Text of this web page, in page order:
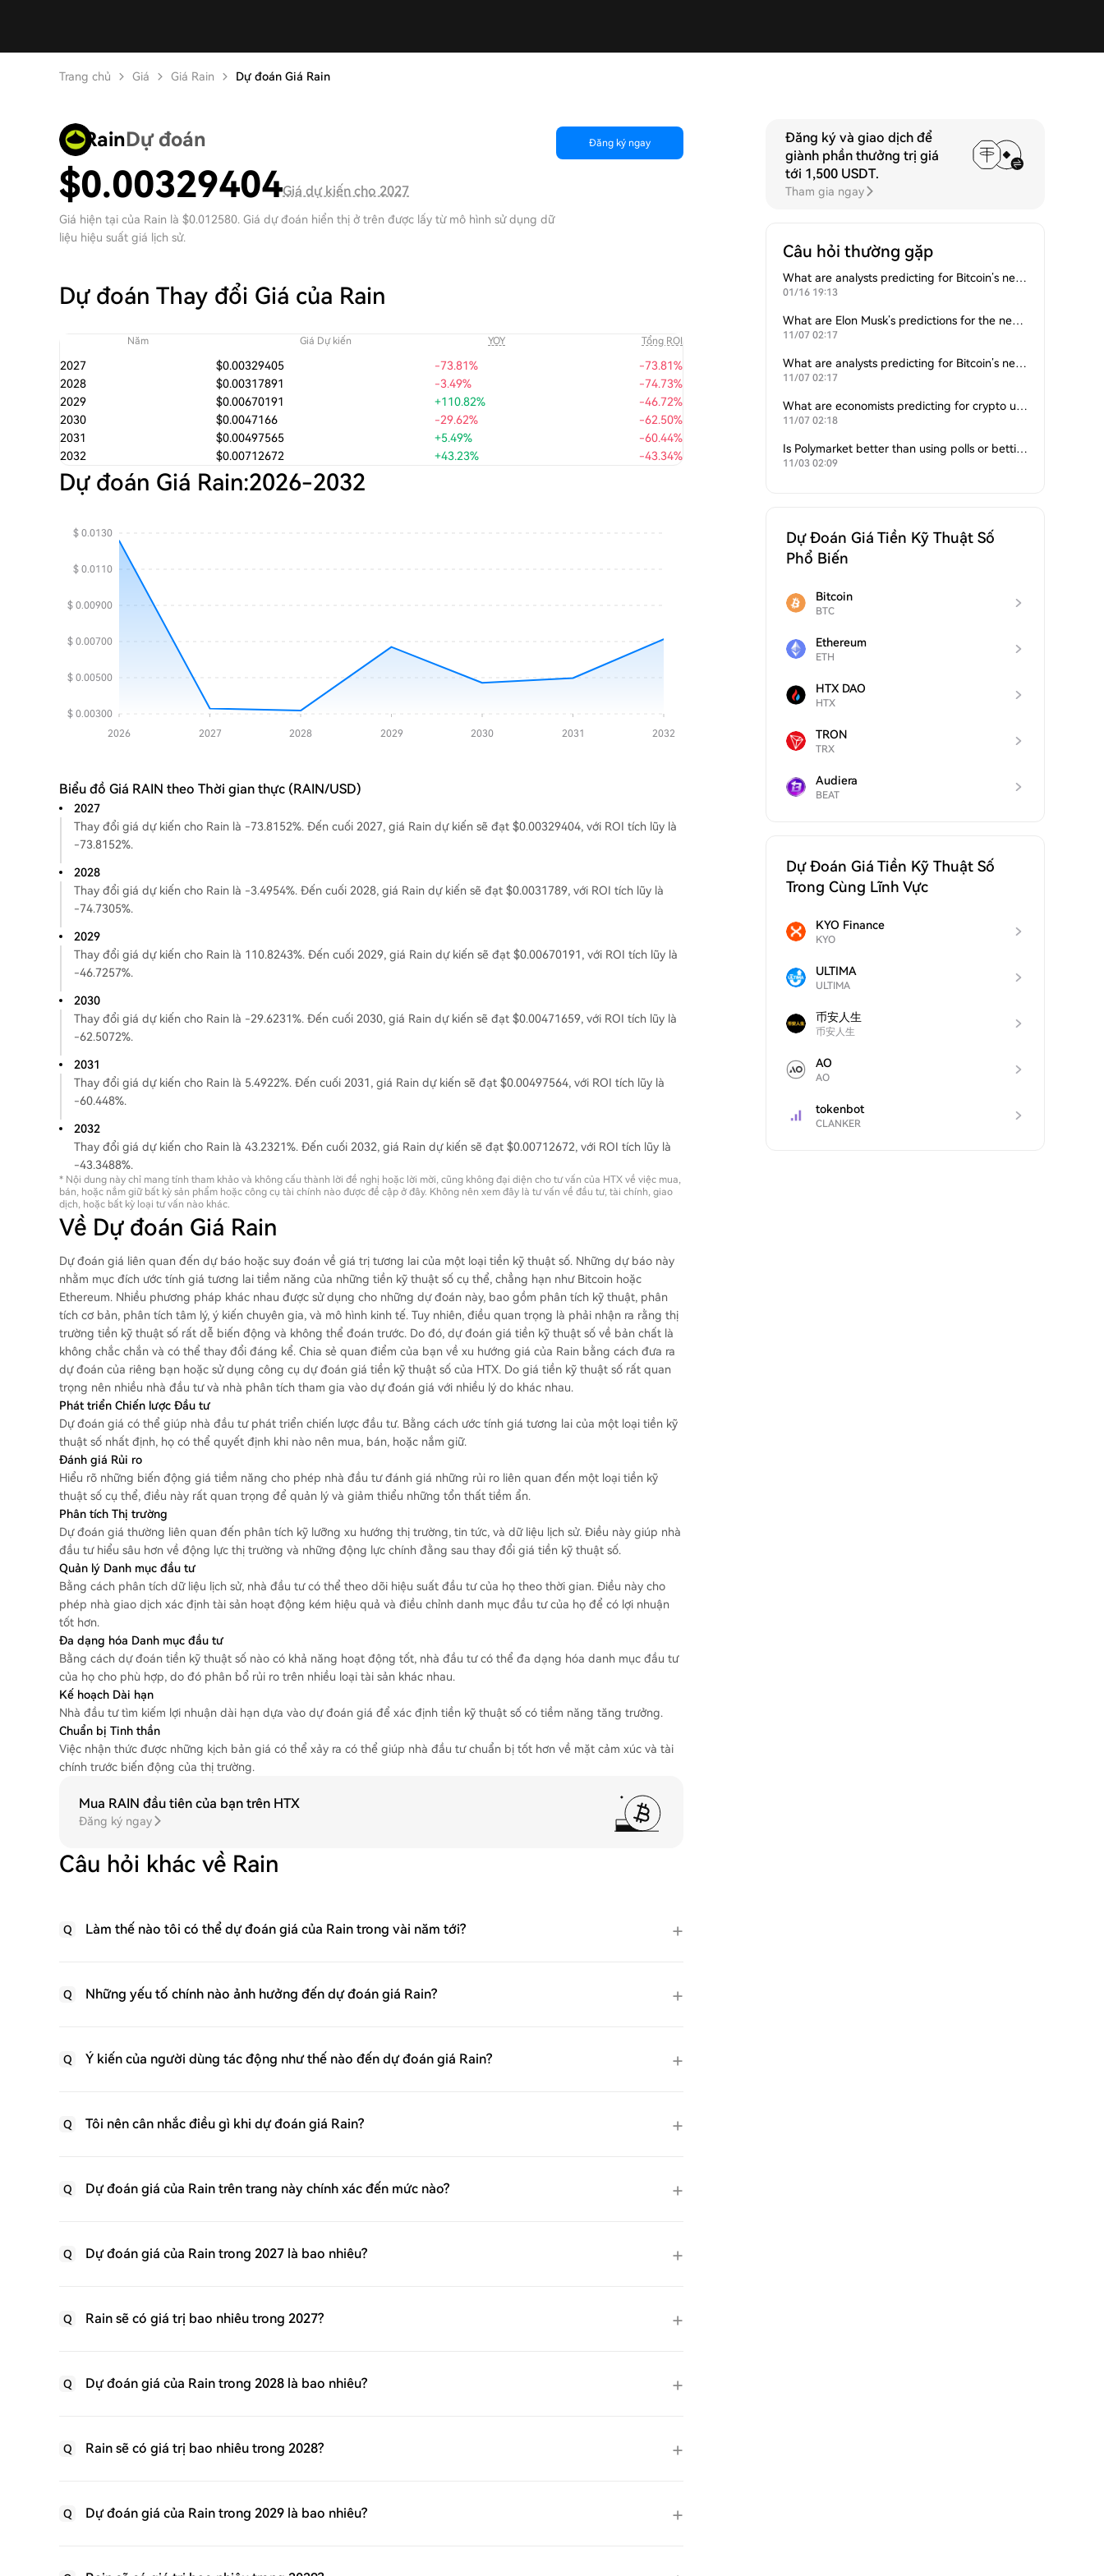
Trang chủ Giá Giá Rain Dự đoán Giá Rain
RainDự đoán
$0.00329404Giá dự kiến ​​cho 2027
Giá hiện tại của Rain là $0.012580. Giá dự đoán hiển thị ở trên được lấy từ mô hình sử dụng dữ
liệu hiệu suất giá lịch sử.
Đăng ký ngay
Dự đoán Thay đổi Giá của Rain
Năm Giá Dự kiến YOY Tổng ROI
2027 $0.00329405 -73.81%
-73.81%
2028
$0.00317891 -3.49%
-74.73%
2029
$0.00670191 +110.82%
-46.72%
2030
$0.0047166 -29.62%
-62.50%
2031
$0.00497565 +5.49%
-60.44%
2032
$0.00712672 +43.23% -43.34%
Dự đoán Giá Rain:2026-2032
Biểu đồ Giá RAIN theo Thời gian thực (RAIN/USD)
2027
Thay đổi giá dự kiến ​​cho Rain là -73.8152%. Đến cuối 2027, giá Rain dự kiến ​​sẽ đạt $0.00329404, với ROI tích lũy là
-73.8152%.
2028
Thay đổi giá dự kiến ​​cho Rain là -3.4954%. Đến cuối 2028, giá Rain dự kiến ​​sẽ đạt $0.0031789, với ROI tích lũy là
-74.7305%.
2029
Thay đổi giá dự kiến ​​cho Rain là 110.8243%. Đến cuối 2029, giá Rain dự kiến ​​sẽ đạt $0.00670191, với ROI tích lũy là
-46.7257%.
2030
Thay đổi giá dự kiến ​​cho Rain là -29.6231%. Đến cuối 2030, giá Rain dự kiến ​​sẽ đạt $0.00471659, với ROI tích lũy là
-62.5072%.
2031
Thay đổi giá dự kiến ​​cho Rain là 5.4922%. Đến cuối 2031, giá Rain dự kiến ​​sẽ đạt $0.00497564, với ROI tích lũy là
-60.448%.
2032
Thay đổi giá dự kiến ​​cho Rain là 43.2321%. Đến cuối 2032, giá Rain dự kiến ​​sẽ đạt $0.00712672, với ROI tích lũy là
-43.3488%.
* Nội dung này chỉ mang tính tham khảo và không cấu thành lời đề nghị hoặc lời mời, cũng không đại diện cho tư vấn của HTX về việc mua,
bán, hoặc nắm giữ bất kỳ sản phẩm hoặc công cụ tài chính nào được đề cập ở đây. Không nên xem đây là tư vấn về đầu tư, tài chính, giao
dịch, hoặc bất kỳ loại tư vấn nào khác.
Về Dự đoán Giá Rain
Dự đoán giá liên quan đến dự báo hoặc suy đoán về giá trị tương lai của một loại tiền kỹ thuật số. Những dự báo này
nhằm mục đích ước tính giá tương lai tiềm năng của những tiền kỹ thuật số cụ thể, chẳng hạn như Bitcoin hoặc
Ethereum. Nhiều phương pháp khác nhau được sử dụng cho những dự đoán này, bao gồm phân tích kỹ thuật, phân
tích cơ bản, phân tích tâm lý, ý kiến ​​chuyên gia, và mô hình kinh tế. Tuy nhiên, điều quan trọng là phải nhận ra rằng thị
trường tiền kỹ thuật số rất dễ biến động và không thể đoán trước. Do đó, dự đoán giá tiền kỹ thuật số về bản chất là
không chắc chắn và có thể thay đổi đáng kể. Chia sẻ quan điểm của bạn về xu hướng giá của Rain bằng cách đưa ra
dự đoán của riêng bạn hoặc sử dụng công cụ dự đoán giá tiền kỹ thuật số của HTX. Do giá tiền kỹ thuật số rất quan
trọng nên nhiều nhà đầu tư và nhà phân tích tham gia vào dự đoán giá với nhiều lý do khác nhau.
Phát triển Chiến lược Đầu tư
Dự đoán giá có thể giúp nhà đầu tư phát triển chiến lược đầu tư. Bằng cách ước tính giá tương lai của một loại tiền kỹ
thuật số nhất định, họ có thể quyết định khi nào nên mua, bán, hoặc nắm giữ.
Đánh giá Rủi ro
Hiểu rõ những biến động giá tiềm năng cho phép nhà đầu tư đánh giá những rủi ro liên quan đến một loại tiền kỹ
thuật số cụ thể, điều này rất quan trọng để quản lý và giảm thiểu những tổn thất tiềm ẩn.
Phân tích Thị trường
Dự đoán giá thường liên quan đến phân tích kỹ lưỡng xu hướng thị trường, tin tức, và dữ liệu lịch sử. Điều này giúp nhà
đầu tư hiểu sâu hơn về động lực thị trường và những động lực chính đằng sau thay đổi giá tiền kỹ thuật số.
Quản lý Danh mục đầu tư
Bằng cách phân tích dữ liệu lịch sử, nhà đầu tư có thể theo dõi hiệu suất đầu tư của họ theo thời gian. Điều này cho
phép nhà giao dịch xác định tài sản hoạt động kém hiệu quả và điều chỉnh danh mục đầu tư của họ để có lợi nhuận
tốt hơn.
Đa dạng hóa Danh mục đầu tư
Bằng cách dự đoán tiền kỹ thuật số nào có khả năng hoạt động tốt, nhà đầu tư có thể đa dạng hóa danh mục đầu tư
của họ cho phù hợp, do đó phân bổ rủi ro trên nhiều loại tài sản khác nhau.
Kế hoạch Dài hạn
Nhà đầu tư tìm kiếm lợi nhuận dài hạn dựa vào dự đoán giá để xác định tiền kỹ thuật số có tiềm năng tăng trưởng.
Chuẩn bị Tinh thần
Việc nhận thức được những kịch bản giá có thể xảy ra có thể giúp nhà đầu tư chuẩn bị tốt hơn về mặt cảm xúc và tài
chính trước biến động của thị trường.
Mua RAIN đầu tiên của bạn trên HTX
Đăng ký ngay
Câu hỏi khác về Rain
Q Làm thế nào tôi có thể dự đoán giá của Rain trong vài năm tới?
Q Những yếu tố chính nào ảnh hưởng đến dự đoán giá Rain?
Q Ý kiến ​​của người dùng tác động như thế nào đến dự đoán giá Rain?
Q Tôi nên cân nhắc điều gì khi dự đoán giá Rain?
Q Dự đoán giá của Rain trên trang này chính xác đến mức nào?
Q Dự đoán giá của Rain trong 2027 là bao nhiêu?
Q Rain sẽ có giá trị bao nhiêu trong 2027?
Q Dự đoán giá của Rain trong 2028 là bao nhiêu?
Q Rain sẽ có giá trị bao nhiêu trong 2028?
Q Dự đoán giá của Rain trong 2029 là bao nhiêu?
Đăng ký và giao dịch để
giành phần thưởng trị giá
tới 1,500 USDT.
Tham gia ngay
Câu hỏi thường gặp
What are analysts predicting for Bitcoin’s next support level?
01/16 19:13
What are Elon Musk’s predictions for the next Bitcoin all-time high?
11/07 02:17
What are analysts predicting for Bitcoin’s next support level?
11/07 02:17
What are economists predicting for crypto under Trump’s second term?
11/07 02:18
Is Polymarket better than using polls or betting sites for predictions?
11/03 02:09
Dự Đoán Giá Tiền Kỹ Thuật Số
Phổ Biến
Bitcoin
BTC
Ethereum
ETH
HTX DAO
HTX
TRON
TRX
Audiera
BEAT
Dự Đoán Giá Tiền Kỹ Thuật Số
Trong Cùng Lĩnh Vực
KYO Finance
KYO
ULTIMA
ULTIMA
币安人生
币安人生
AO
AO
tokenbot
CLANKER